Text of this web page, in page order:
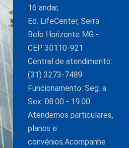
16 andar,
Ed. LifeCenter, Serra
Belo Horizonte MG -
CEP 30110-921
Central de atendimento:
(31) 3273-7489
Funcionamento: Seg. a
Sex: 08:00 - 19:00
Atendemos particulares,
planos e
convênios.Acompanhe